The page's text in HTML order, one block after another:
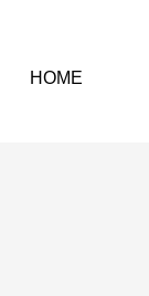
HOME